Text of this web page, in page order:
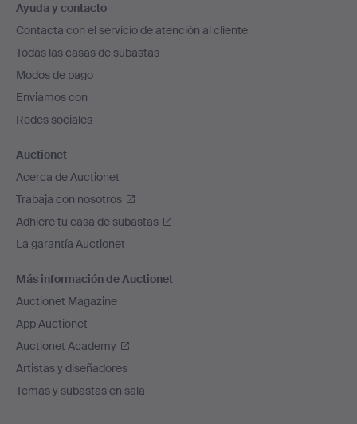
en
el
pie
de
página
Ayuda y contacto
Contacta con el servicio de atención al cliente
Todas las casas de subastas
Modos de pago
Enviamos con
Redes sociales
Auctionet
Acerca de Auctionet
Trabaja con nosotros
Adhiere tu casa de subastas
La garantía Auctionet
Más información de Auctionet
Auctionet Magazine
App Auctionet
Auctionet Academy
Artistas y diseñadores
Temas y subastas en sala